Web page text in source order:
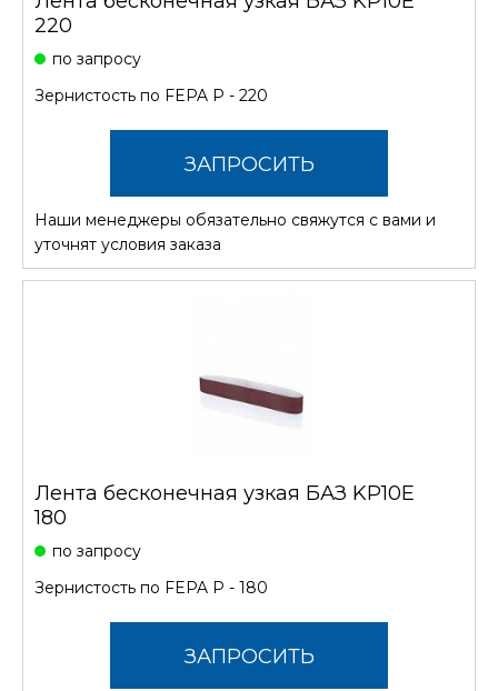
220
по запросу
Зернистость по FEPA P - 220
ЗАПРОСИТЬ
СТОИМОСТЬ
Наши менеджеры обязательно свяжутся с вами и
уточнят условия заказа
Лента бесконечная узкая БАЗ KP10E
180
по запросу
Зернистость по FEPA P - 180
ЗАПРОСИТЬ